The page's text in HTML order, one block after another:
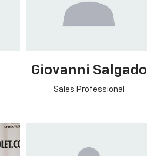
Giovanni Salgado
Sales Professional